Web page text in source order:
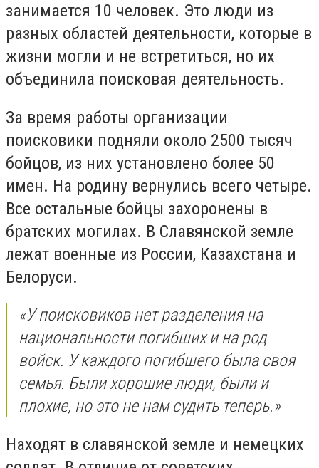
занимается 10 человек. Это люди из
разных областей деятельности, которые в
жизни могли и не встретиться, но их
объединила поисковая деятельность.
За время работы организации
поисковики подняли около 2500 тысяч
бойцов, из них установлено более 50
имен. На родину вернулись всего четыре.
Все остальные бойцы захоронены в
братских могилах. В Славянской земле
лежат военные из России, Казахстана и
Белоруси.
«У поисковиков нет разделения на
национальности погибших и на род
войск. У каждого погибшего была своя
семья. Были хорошие люди, были и
плохие, но это не нам судить теперь.»
Находят в славянской земле и немецких